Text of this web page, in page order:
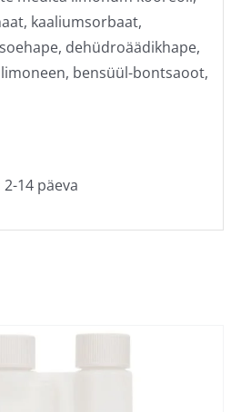
kaaliumsorbaat,
dehüdroäädikhape,
bensüül-bontsaoot,
2-14 päeva